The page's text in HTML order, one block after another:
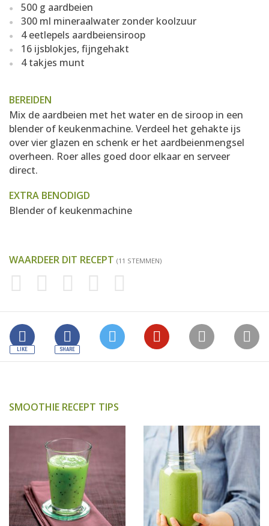
500 g aardbeien
300 ml mineraalwater zonder koolzuur
4 eetlepels aardbeiensiroop
16 ijsblokjes, fijngehakt
4 takjes munt
BEREIDEN
Mix de aardbeien met het water en de siroop in een
blender of keukenmachine. Verdeel het gehakte ijs
over vier glazen en schenk er het aardbeienmengsel
overheen. Roer alles goed door elkaar en serveer
direct.
EXTRA BENODIGD
Blender of keukenmachine
WAARDEER DIT RECEPT (11 STEMMEN)
SMOOTHIE RECEPT TIPS